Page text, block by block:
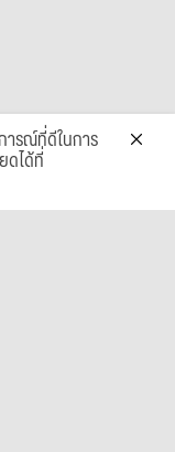
ารณ์ที่ดีในการ
ดได้ที่